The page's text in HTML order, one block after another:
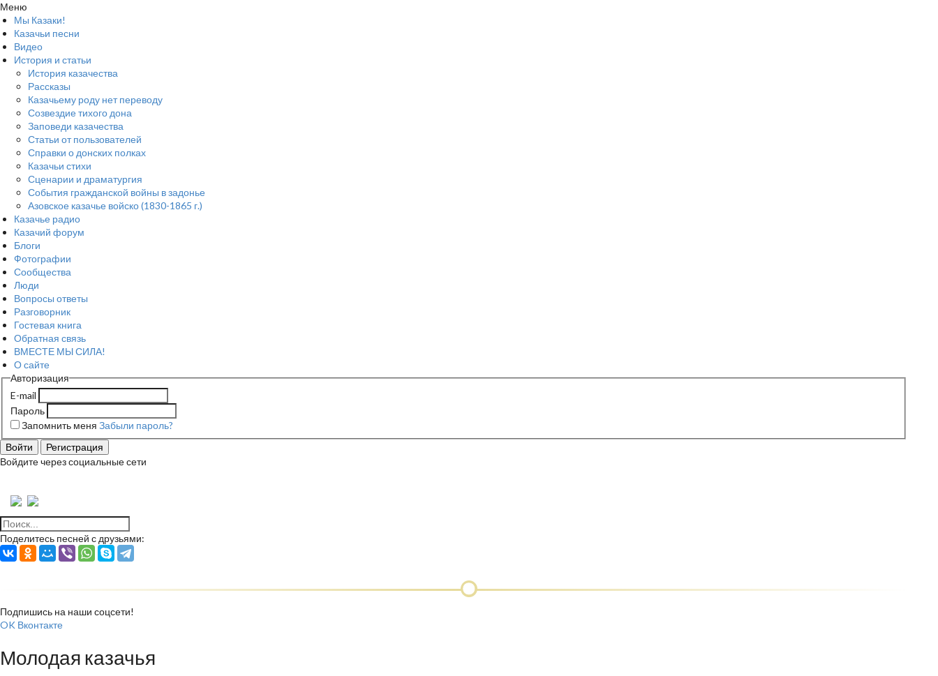
Меню
Мы Казаки!
Казачьи песни
Видео
История и статьи
История казачества
Рассказы
Казачьему роду нет переводу
Созвездие тихого дона
Заповеди казачества
Статьи от пользователей
Справки о донских полках
Казачьи стихи
Сценарии и драматургия
События гражданской войны в задонье
Азовское казачье войско (1830-1865 г.)
Казачье радио
Казачий форум
Блоги
Фотографии
Сообщества
Люди
Вопросы ответы
Разговорник
Гостевая книга
Обратная связь
ВМЕСТЕ МЫ СИЛА!
О сайте
Авторизация
E-mail
Пароль
Запомнить меня Забыли пароль?
Войти Регистрация
Войдите через социальные сети
Поделитесь песней с друзьями:
Подпишись на наши соцсети!
OK Вконтакте
Молодая казачья